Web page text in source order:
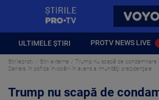
VOYO
ULTIMELE ȘTIRI PROTV NEWS LIVE
Stirileprotv Stiri externe
Trump nu scapă de condamnare
Daniels, în pofida invocării în avans a imunităţii prezidenţiale
Trump nu scapă de